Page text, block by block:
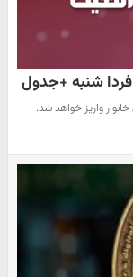
واریز خواهد شد.